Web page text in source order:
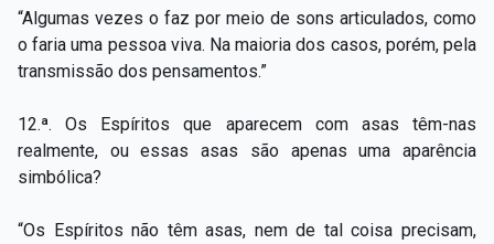
“Algumas vezes o faz por meio de sons articulados, como
o faria uma pessoa viva. Na maioria dos casos, porém, pela
transmissão dos pensamentos.”
12.ª. Os Espíritos que aparecem com asas têm-nas
realmente, ou essas asas são apenas uma aparência
simbólica?
“Os Espíritos não têm asas, nem de tal coisa precisam,